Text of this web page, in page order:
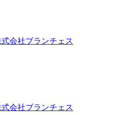
会社ブランチェス
会社ブランチェス